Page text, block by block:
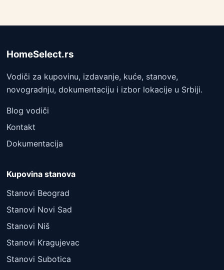
HomeSelect.rs
Vodiči za kupovinu, izdavanje, kuće, stanove,
novogradnju, dokumentaciju i izbor lokacije u Srbiji.
Blog vodiči
Kontakt
Dokumentacija
Kupovina stanova
Stanovi Beograd
Stanovi Novi Sad
Stanovi Niš
Stanovi Kragujevac
Stanovi Subotica